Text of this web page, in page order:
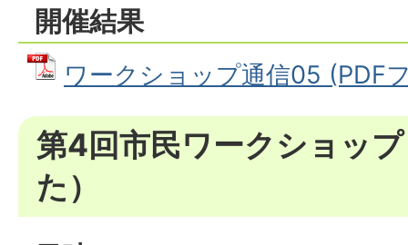
開催結果
ワークショップ通信05 (PDF
第4回市民ワークショッ
た）